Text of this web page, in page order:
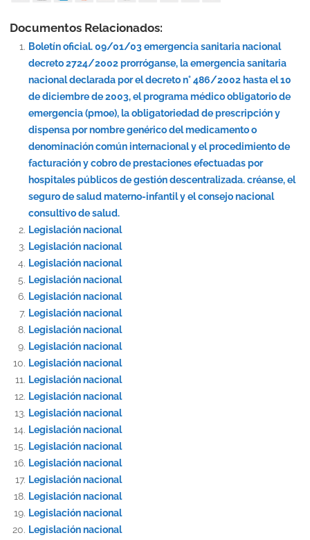
Documentos Relacionados:
Boletín oficial. 09/01/03 emergencia sanitaria nacional
decreto 2724/2002 prorróganse, la emergencia sanitaria
nacional declarada por el decreto n° 486/2002 hasta el 10
de diciembre de 2003, el programa médico obligatorio de
emergencia (pmoe), la obligatoriedad de prescripción y
dispensa por nombre genérico del medicamento o
denominación común internacional y el procedimiento de
facturación y cobro de prestaciones efectuadas por
hospitales públicos de gestión descentralizada. créanse, el
seguro de salud materno-infantil y el consejo nacional
consultivo de salud.
Legislación nacional
Legislación nacional
Legislación nacional
Legislación nacional
Legislación nacional
Legislación nacional
Legislación nacional
Legislación nacional
Legislación nacional
Legislación nacional
Legislación nacional
Legislación nacional
Legislación nacional
Legislación nacional
Legislación nacional
Legislación nacional
Legislación nacional
Legislación nacional
Legislación nacional